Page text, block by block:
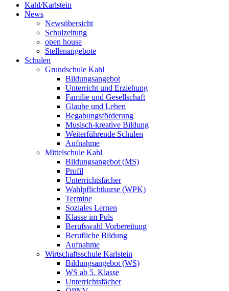
Kahl/Karlstein
News
Newsübersicht
Schulzeitung
open house
Stellenangebote
Schulen
Grundschule Kahl
Bildungsangebot
Unterricht und Erziehung
Familie und Gesellschaft
Glaube und Leben
Begabungsförderung
Musisch-kreative Bildung
Weiterführende Schulen
Aufnahme
Mittelschule Kahl
Bildungsangebot (MS)
Profil
Unterrichtsfächer
Wahlpflichtkurse (WPK)
Termine
Soziales Lernen
Klasse im Puls
Berufswahl Vorbereitung
Berufliche Bildung
Aufnahme
Wirtschaftsschule Karlstein
Bildungsangebot (WS)
WS ab 5. Klasse
Unterrichtsfächer